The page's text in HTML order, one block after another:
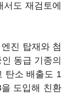
도 재검토에
진 탑재와 첨
동급 기종의
탄소 배출도 1
도입해 친환